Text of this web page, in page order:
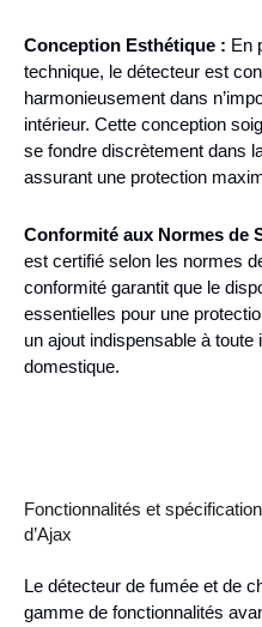
Conception Esthétique : En
technique, le détecteur est
harmonieusement dans
intérieur. Cette conception
se fondre discrètement dans
assurant une protection
Conformité aux Normes de
est certifié selon les normes
conformité garantit que le
essentielles pour une
un ajout indispensable à
domestique.
Fonctionnalités et
d’Ajax
Le détecteur de fumée et de
gamme de fonctionnalités